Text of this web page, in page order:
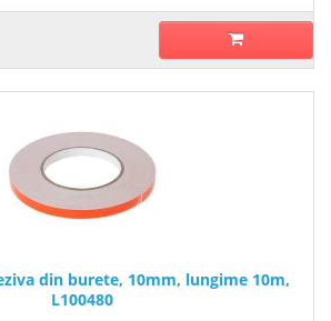
din burete, 10mm, lungime 10m,
L100480